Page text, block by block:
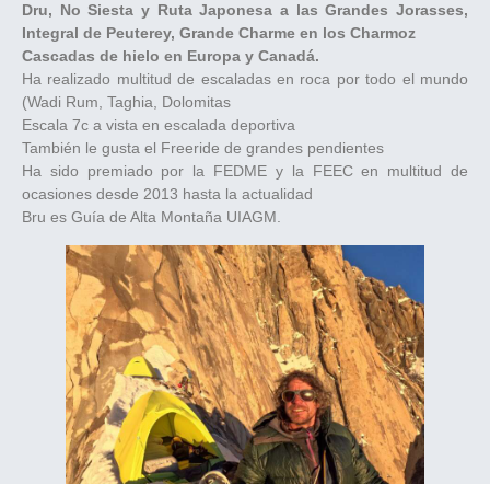
Dru, No Siesta y Ruta Japonesa a las Grandes Jorasses,
Integral de Peuterey, Grande Charme en los Charmoz
Cascadas de hielo en Europa y Canadá.
Ha realizado multitud de escaladas en roca por todo el mundo
(Wadi Rum, Taghia, Dolomitas
Escala 7c a vista en escalada deportiva
También le gusta el Freeride de grandes pendientes
Ha sido premiado por la FEDME y la FEEC en multitud de
ocasiones desde 2013 hasta la actualidad
Bru es Guía de Alta Montaña UIAGM.